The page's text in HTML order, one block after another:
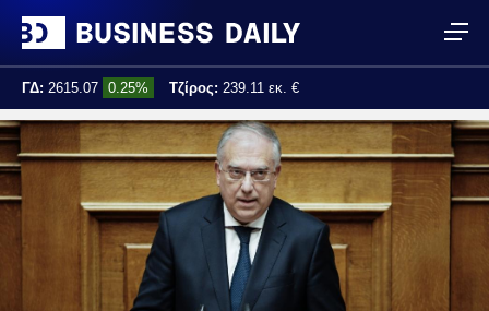
ΓΔ: 2615.07 0.25% Τζίρος: 239.11 εκ. €
Τελ. ενημέρωση: 17:25:01